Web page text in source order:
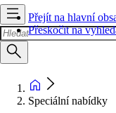
Přejít na hlavní
Přeskočit na
Speciální nabídky